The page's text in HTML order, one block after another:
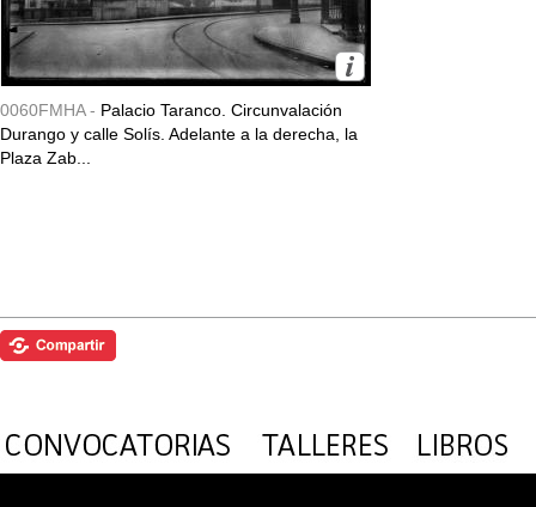
0060FMHA - Palacio Taranco. Circunvalación
Durango y calle Solís. Adelante a la derecha, la
Plaza Zab...